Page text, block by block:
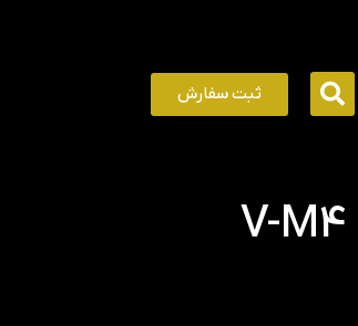
ثبت سفارش